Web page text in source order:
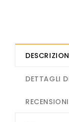
DETTAGLI
RECENSIONI